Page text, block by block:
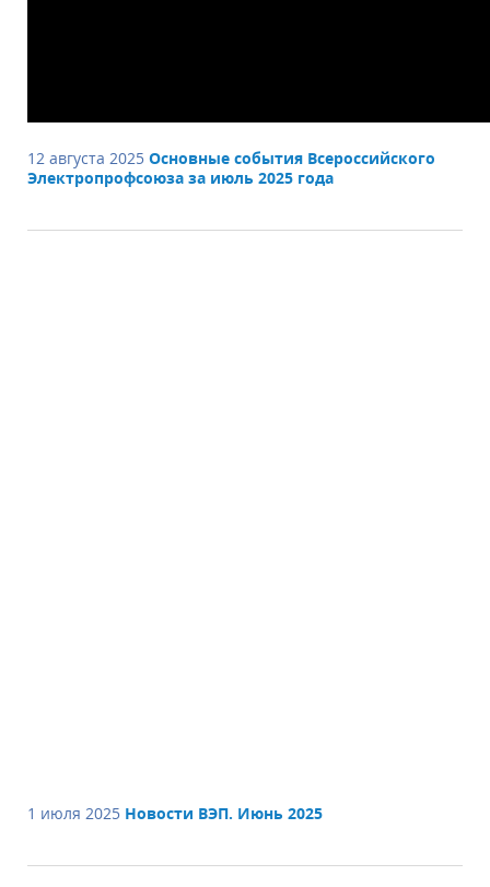
12 августа 2025 Основные события Всероссийского
Электропрофсоюза за июль 2025 года
1 июля 2025 Новости ВЭП. Июнь 2025